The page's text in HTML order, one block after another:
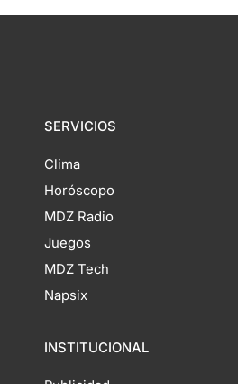
SERVICIOS
Clima
Horóscopo
MDZ Radio
Juegos
MDZ Tech
Napsix
INSTITUCIONAL